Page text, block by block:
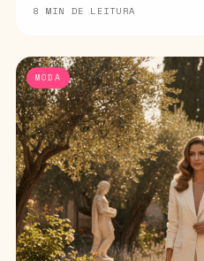
8 MIN DE LEITURA
MODA